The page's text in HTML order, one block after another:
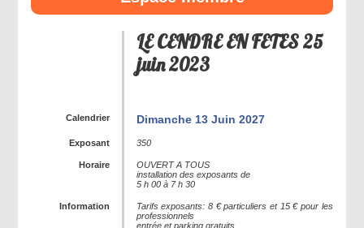
LE CENDRE EN FETES 25
juin 2023
Calendrier Dimanche 13 Juin 2027
Exposant 350
Horaire
OUVERT A TOUS
installation des exposants de
5 h 00 à 7 h 30
Information
Tarifs exposants: 8 € particuliers et 15 € pour les
professionnels
entrée et parking gratuits